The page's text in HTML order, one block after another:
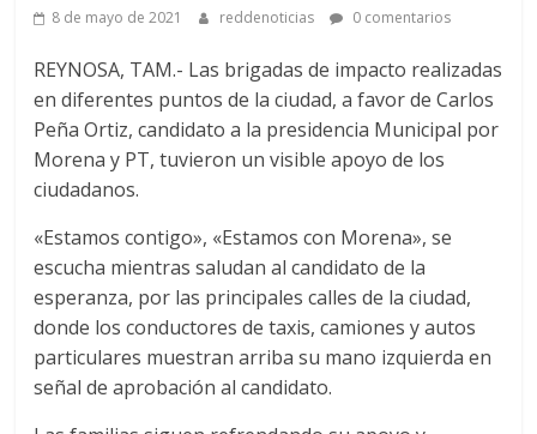
8 de mayo de 2021 reddenoticias 0 comentarios
REYNOSA, TAM.- Las brigadas de impacto realizadas
en diferentes puntos de la ciudad, a favor de Carlos
Peña Ortiz, candidato a la presidencia Municipal por
Morena y PT, tuvieron un visible apoyo de los
ciudadanos.
«Estamos contigo», «Estamos con Morena», se
escucha mientras saludan al candidato de la
esperanza, por las principales calles de la ciudad,
donde los conductores de taxis, camiones y autos
particulares muestran arriba su mano izquierda en
señal de aprobación al candidato.